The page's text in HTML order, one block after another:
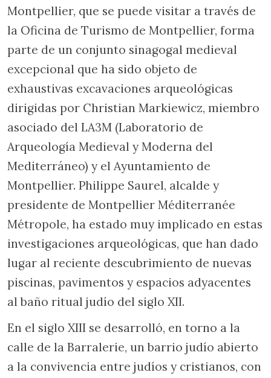
Montpellier, que se puede visitar a través de
la Oficina de Turismo de Montpellier, forma
parte de un conjunto sinagogal medieval
excepcional que ha sido objeto de
exhaustivas excavaciones arqueológicas
dirigidas por Christian Markiewicz, miembro
asociado del LA3M (Laboratorio de
Arqueología Medieval y Moderna del
Mediterráneo) y el Ayuntamiento de
Montpellier. Philippe Saurel, alcalde y
presidente de Montpellier Méditerranée
Métropole, ha estado muy implicado en estas
investigaciones arqueológicas, que han dado
lugar al reciente descubrimiento de nuevas
piscinas, pavimentos y espacios adyacentes
al baño ritual judío del siglo XII.
En el siglo XIII se desarrolló, en torno a la
calle de la Barralerie, un barrio judío abierto
a la convivencia entre judíos y cristianos, con